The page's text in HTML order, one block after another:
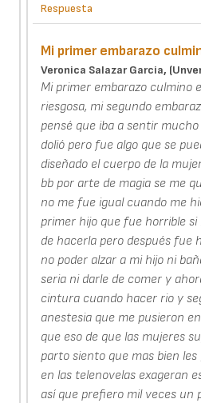
Respuesta
Mi primer embarazo
Veronica Salazar Garcia,
Mi primer embarazo culmino
riesgosa, mi segundo
pensé que iba a sentir
dolió pero fue algo que se
diseñado el cuerpo de la
bb por arte de magia se me
no me fue igual cuando me
primer hijo que fue horrible
de hacerla pero después fue
no poder alzar a mi hijo ni
seria ni darle de comer y
cintura cuando hacer rio y
anestesia que me pusieron
que eso de que las mujeres
parto siento que mas bien
en las telenovelas exageran
así que prefiero mil veces un